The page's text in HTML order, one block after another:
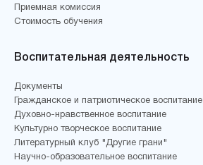
Приемная комиссия
Стоимость обучения
Воспитательная деятельность
Документы
Гражданское и патриотическое воспитание
Духовно-нравственное воспитание
Культурно творческое воспитание
Литературный клуб "Другие грани"
Научно-образовательное воспитание